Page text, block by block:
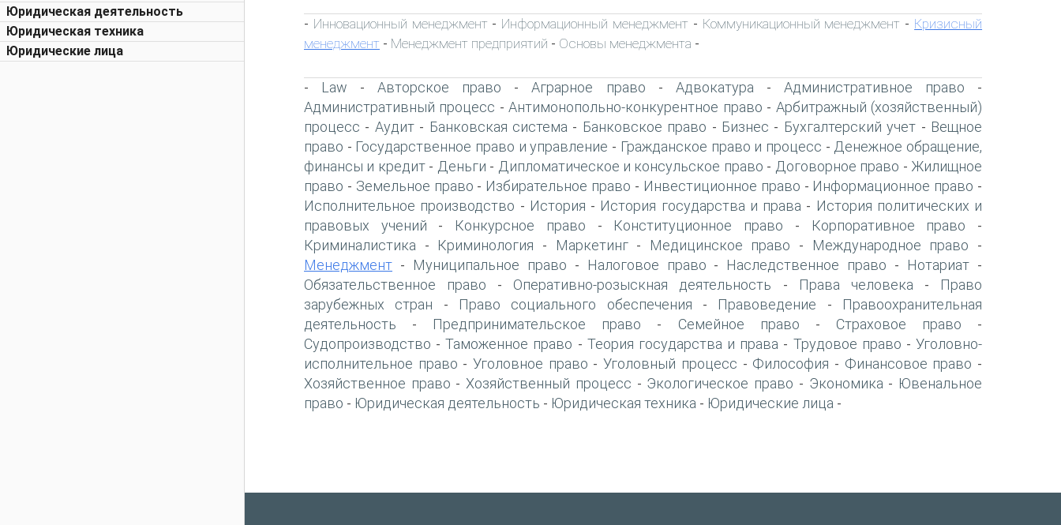
Юридическая деятельность
Юридическая техника
Юридические лица
- Инновационный менеджмент - Информационный менеджмент - Коммуникационный менеджмент - Кризисный
менеджмент - Менеджмент предприятий - Основы менеджмента -
- Law -Авторское право -Аграрное право - Адвокатура - Административное право -
Административный процесс -Антимонопольно-конкурентное право - Арбитражный (хозяйственный)
процесс - Аудит- Банковская система - Банковское право - Бизнес - Бухгалтерский учет - Вещное
право - Государственное право и управление - Гражданское право и процесс - Денежное обращение,
финансы и кредит- Деньги - Дипломатическое и консульское право - Договорное право - Жилищное
право - Земельное право - Избирательное право - Инвестиционное право - Информационное право -
Исполнительное производство - История - История государства и права - История политических и
правовых учений - Конкурсное право - Конституционное право - Корпоративное право -
Криминалистика - Криминология - Маркетинг- Медицинское право - Международное право -
Менеджмент - Муниципальное право - Налоговое право - Наследственное право - Нотариат -
Обязательственное право - Оперативно-розыскная деятельность - Права человека -
Право
зарубежных стран - Право социального обеспечения - Правоведение -
Правоохранительная
деятельность - Предпринимательское право - Семейное право - Страховое право -
Судопроизводство -Таможенное право - Теория государства и права - Трудовое право -Уголовно-
исполнительное право -Уголовное право -Уголовный процесс - Философия - Финансовое право -
Хозяйственное право - Хозяйственный процесс - Экологическое право - Экономика - Ювенальное
право - Юридическая деятельность - Юридическая техника - Юридические лица -